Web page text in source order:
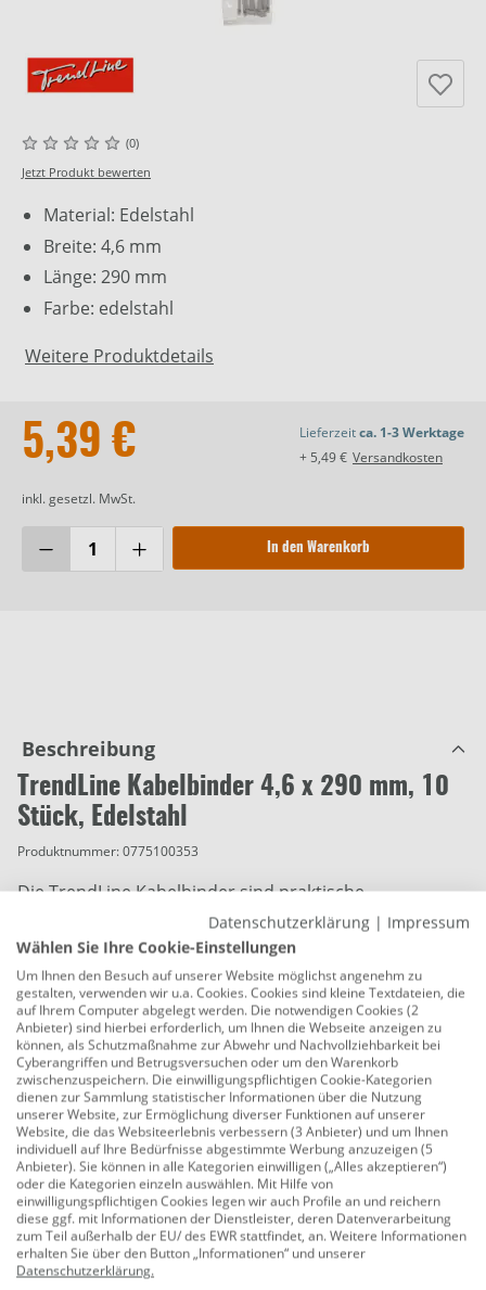
(0)
Jetzt Produkt bewerten
Material: Edelstahl
Breite: 4,6 mm
Länge: 290 mm
Farbe: edelstahl
Weitere Produktdetails
5,39 €
inkl. gesetzl. MwSt.
Lieferzeitca. 1-3 Werktage
+ 5,49 € Versandkosten
In den Warenkorb
Beschreibung
TrendLine Kabelbinder 4,6 x 290 mm, 10
Stück, Edelstahl
Produktnummer:0775100353
Die TrendLine Kabelbinder sind praktische
Befestigungselemente, die aus Polyamid gefertigt sind.
Mit einer Breite von 4,6 mm und einer Länge von 290
mm bieten sie eine sichere Möglichkeit, Kabel und
Leitungen zu organisieren und zu sichern.
Material: Edelstahl
Breite: 4,6 mm
Länge: 290 mm
Farbe: edelstahl
Inhalt: 10 Stück
Herstellerinformationen: Globus Fachmärkte GmbH
& Co. KG | Zechenstraße 8 | 66333 Völklingen,
Deutschland | Website: www.globus-baumarkt.de
Datenschutzerklärung | Impressum
Wählen Sie Ihre Cookie-Einstellungen
Um Ihnen den Besuch auf unserer Website möglichst angenehm zu
gestalten, verwenden wir u.a. Cookies. Cookies sind kleine Textdateien, die
auf Ihrem Computer abgelegt werden. Die notwendigen Cookies (2
Anbieter) sind hierbei erforderlich, um Ihnen die Webseite anzeigen zu
können, als Schutzmaßnahme zur Abwehr und Nachvollziehbarkeit bei
Cyberangriffen und Betrugsversuchen oder um den Warenkorb
zwischenzuspeichern. Die einwilligungspflichtigen Cookie-Kategorien
dienen zur Sammlung statistischer Informationen über die Nutzung
unserer Website, zur Ermöglichung diverser Funktionen auf unserer
Website, die das Websiteerlebnis verbessern (3 Anbieter) und um Ihnen
individuell auf Ihre Bedürfnisse abgestimmte Werbung anzuzeigen (5
Anbieter). Sie können in alle Kategorien einwilligen („Alles akzeptieren“)
oder die Kategorien einzeln auswählen. Mit Hilfe von
einwilligungspflichtigen Cookies legen wir auch Profile an und reichern
diese ggf. mit Informationen der Dienstleister, deren Datenverarbeitung
zum Teil außerhalb der EU/ des EWR stattfindet, an. Weitere Informationen
erhalten Sie über den Button „Informationen“ und unserer
Datenschutzerklärung.